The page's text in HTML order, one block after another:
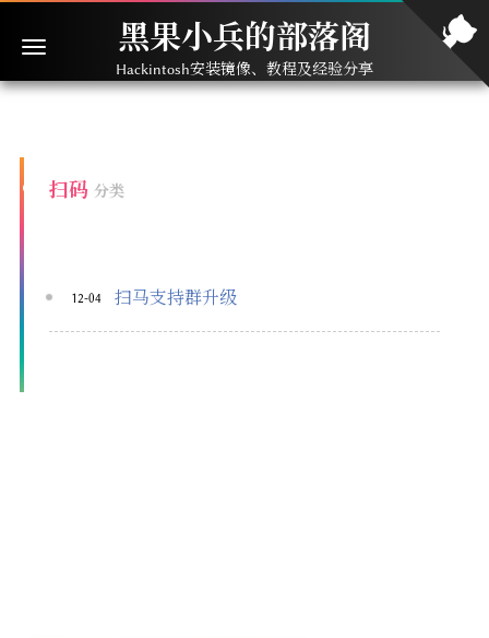
黑果小兵的部落阁
Hackintosh安装镜像、教程及经验分享
扫码 分类
扫马支持群升级
12-04